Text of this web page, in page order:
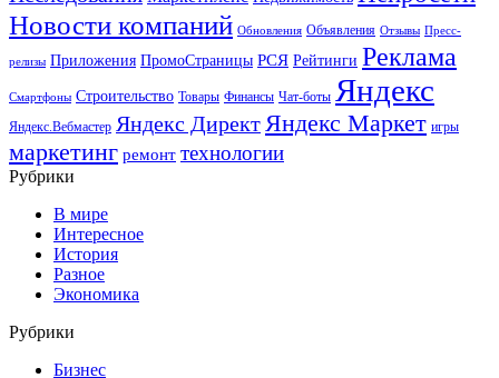
Новости компаний Обновления Объявления Отзывы Пресс-
релизы Приложения ПромоСтраницы РСЯ Рейтинги Реклама
Смартфоны Строительство Товары Финансы Чат-боты Яндекс
Яндекс.Вебмастер Яндекс Директ Яндекс Маркет игры
маркетинг ремонт технологии
Рубрики
В мире
Интересное
История
Разное
Экономика
Рубрики
Бизнес